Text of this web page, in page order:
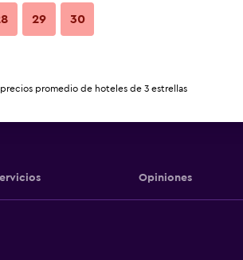
Opiniones
29 30
precios promedio de hoteles de 3 estrellas